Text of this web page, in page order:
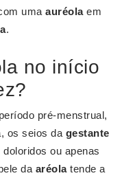
umaauréolaem
.
no início
pré-menstrual,
os seios da gestante
ou apenas
da aréolatende a